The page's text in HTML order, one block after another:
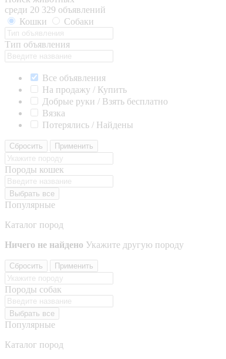
среди 20 329 объявлений
Кошки
Собаки
Тип объявления
Все объявления
На продажу / Купить
Добрые руки / Взять бесплатно
Вязка
Потерялись / Найдены
Сбросить Применить
Породы кошек
Выбрать все
Популярные
Каталог пород
Ничего не найдено Укажите другую породу
Сбросить Применить
Породы собак
Выбрать все
Популярные
Каталог пород